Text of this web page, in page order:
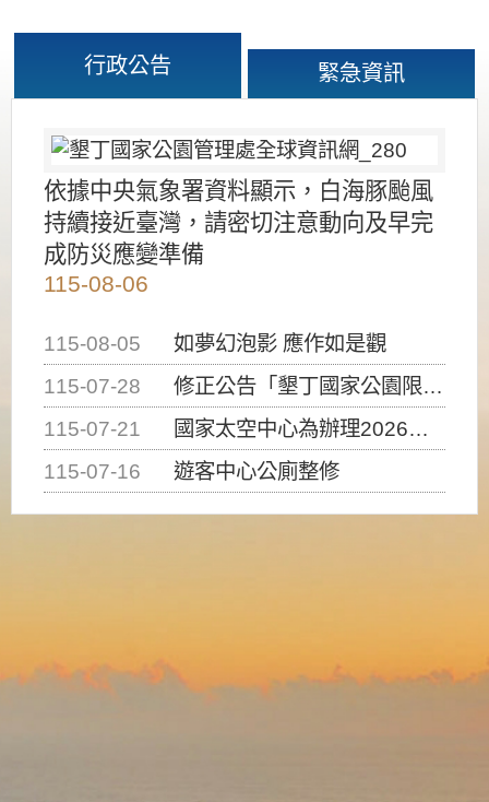
行政公告 緊急資訊
依據中央氣象署資料顯示，白海豚颱風
持續接近臺灣，請密切注意動向及早完
成防災應變準備
115-08-06
115-08-05
如夢幻泡影 應作如是觀
115-07-28
修正公告「墾丁國家公園限制水域遊憩活動之種類、範圍、時間及行為」，自即日生效。
115-07-21
國家太空中心為辦理2026台灣盃火箭競賽，陸、海、空域警戒及協調相關事宜，因颱風備案事宜
115-07-16
遊客中心公廁整修